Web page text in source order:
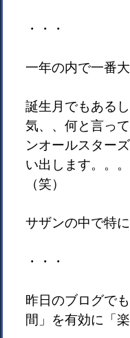
・・・
一年の内で一番
誕生月でもある
気、、何と言っ
ンオールスター
い出します。。
（笑）
サザンの中で特
・・・
昨日のブログで
間」を有効に「